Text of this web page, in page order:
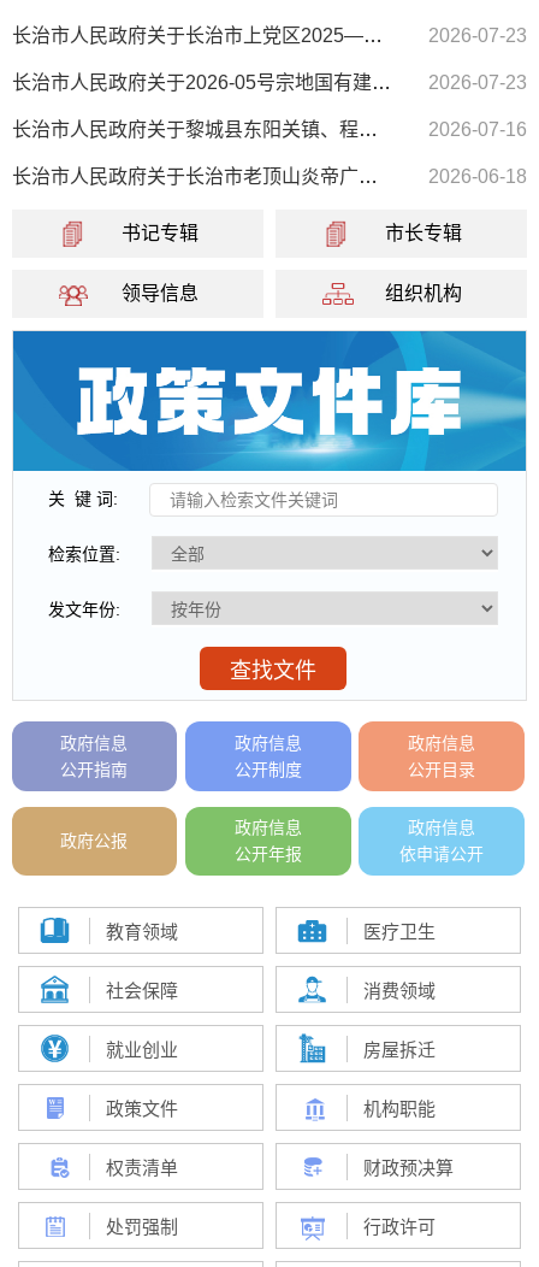
2026-07-23
长治市人民政府关于长治市上党区2025—32号宗地、 2025—33号宗地国有建设用地使用权协议出让方案的批复
2026-07-23
长治市人民政府关于2026-05号宗地国有建设用地使用权等 2个拍卖出让方案的批复
2026-07-16
长治市人民政府关于黎城县东阳关镇、程家山镇2个镇级国土空间总体规划（2021-2035年）的批复
2026-06-18
长治市人民政府关于长治市老顶山炎帝广场片区提升规划研究等四项规划的批复
书记专辑 市长专辑
领导信息 组织机构
关 键 词:
检索位置:
发文年份:
查找文件
政府信息
公开指南
政府信息
公开制度
政府信息
公开目录
政府公报
政府信息
公开年报
政府信息
依申请公开
教育领域 医疗卫生
社会保障 消费领域
就业创业 房屋拆迁
政策文件 机构职能
权责清单 财政预决算
处罚强制 行政许可